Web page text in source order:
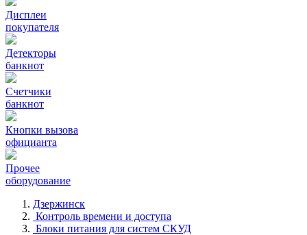
Дисплеи
покупателя
Детекторы
банкнот
Счетчики
банкнот
Кнопки вызова
официанта
Прочее
оборудование
Дзержинск
Контроль времени и доступа
Блоки питания для систем СКУД